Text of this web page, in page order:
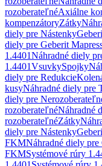
rozoberateľnéAxiálne
kompenzátoryZátky
diely pre Nástenky
diely pre Geberit
1.4401Náhradné diely
1.4401VsuvkySpojky
diely pre Redukcie
kusyNáhradné diely pre
diely pre
rozoberateľnéNáhradné
rozoberateľnéZátky
diely pre Nástenky
FKMNáhradné diely
FKMSystémové rúry